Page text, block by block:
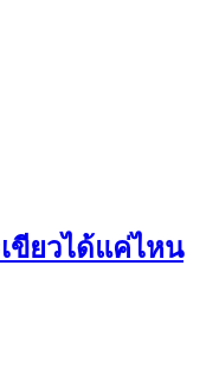
ขียวได้แค่ไหน